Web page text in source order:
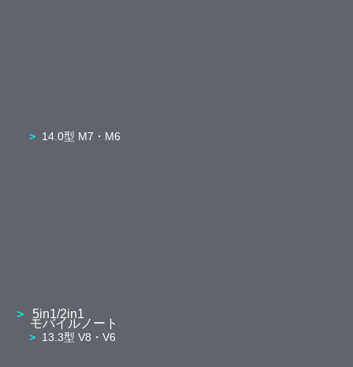
14.0型 M7・M6
5in1/2in1
モバイルノート
13.3型 V8・V6